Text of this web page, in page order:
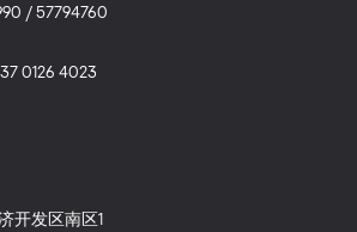
/ 57794760
0126 4023
开发区南区1